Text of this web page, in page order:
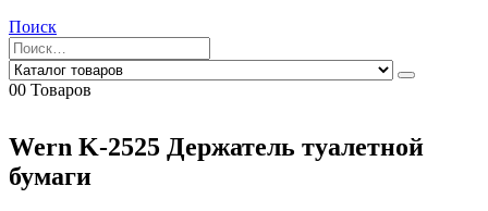
Поиск
00 Товаров
Wern K-2525 Держатель туалетной
бумаги